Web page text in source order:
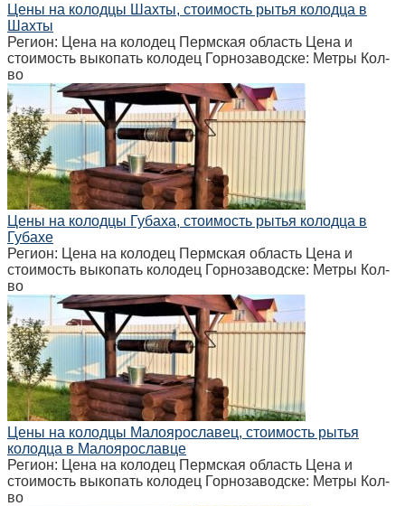
Цены на колодцы Шахты, стоимость рытья колодца в
Шахты
Регион: Цена на колодец Пермская область Цена и
стоимость выкопать колодец Горнозаводске: Метры Кол-
во
Цены на колодцы Губаха, стоимость рытья колодца в
Губахе
Регион: Цена на колодец Пермская область Цена и
стоимость выкопать колодец Горнозаводске: Метры Кол-
во
Цены на колодцы Малоярославец, стоимость рытья
колодца в Малоярославце
Регион: Цена на колодец Пермская область Цена и
стоимость выкопать колодец Горнозаводске: Метры Кол-
во